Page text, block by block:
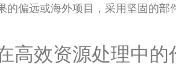
的偏远或海外项目，采用坚固的
高效资源处理中的